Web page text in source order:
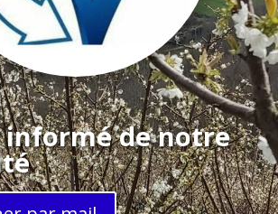
informé de notre